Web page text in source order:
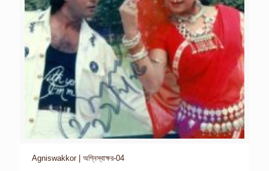
Agniswakkor | অগ্নিস্বাক্ষর-04